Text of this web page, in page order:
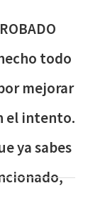
todo
mejorar
el intento.
ya sabes